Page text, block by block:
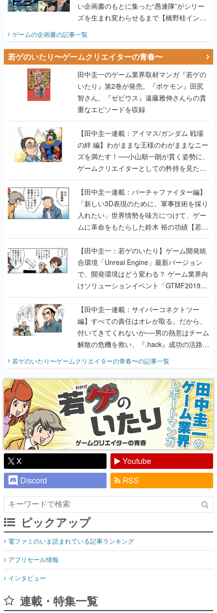
い企画書のもとに集った“愚連隊”がシリー
ズを生まれ変わらせるまで【橋野桂インタ
ゲームの企画書の記事一覧
若ゲのいたり〜ゲームクリエイターの青春〜
田中圭一のゲーム業界取材マンガ『若ゲの
いたり』第2巻が発売。『ポケモン』田尻
智さん、『ゼビウス』遠藤雅伸さんらの貴
重なエピソードを収録
【田中圭一連載：アイマス/ガンダム 戦場
の絆 編】わがままな王様のわがままなニー
ズを満たす！──小山順一朗が貫く姿勢に、
ゲームクリエイターとしての矜持を見た
【若ゲのいたり最終回】
【田中圭一連載：バーチャファイター編】
「新しい3D表現のために、軍事技術を採り
入れたい」世界情勢を味方につけて、ゲー
ムに革命をもたらした鈴木 裕の功績【若ゲ
のいたり】
【田中圭一：若ゲのいたり】ゲーム開発統
合環境「Unreal Engine」最新バージョン
で、開発環境はどう変わる？ ゲーム業界向
けソリューションイベント「GTMF2019」
に行って、より理解を深めよう【PR】
【田中圭一連載：サイバーコネクトツー
編】すべての責任はオレが取る。だから、
付いてきてくれないか──男の熱意はチーム
解散の危機を救い、『.hack』成功の活路を
『少年ジャンプ』色だった【若ゲのいた
り】
若ゲのいたり〜ゲームクリエイターの青春〜の記事一覧
X
Youtube
Discord
RSS
ピックアップ
電ファミのいま読まれている記事ランキング
アプリセール情報
インタビュー
連載・特集一覧